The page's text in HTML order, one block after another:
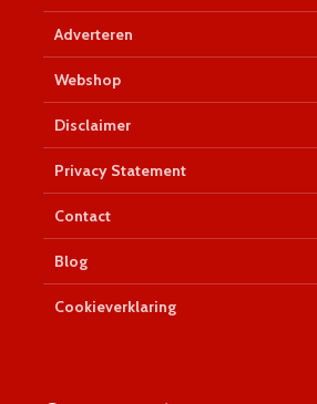
Adverteren
Webshop
Disclaimer
Privacy Statement
Contact
Blog
Cookieverklaring